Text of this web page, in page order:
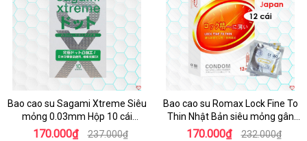
Bao cao su Sagami Xtreme Siêu
mỏng 0.03mm Hộp 10 cái
Khuyến mãi
170.000₫ 237.000₫
Bao cao su Romax Lock Fine To
Thin Nhật Bản siêu mỏng gân
gai hộp 12
170.000₫ 232.000₫